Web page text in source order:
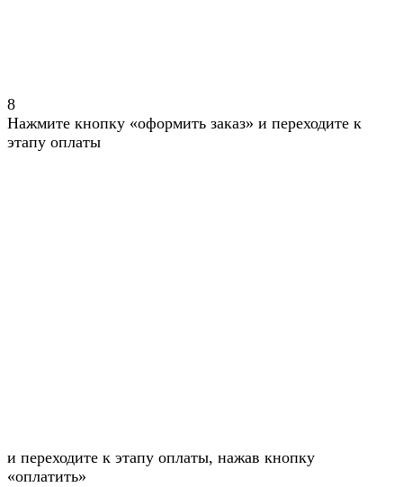
8
Нажмите кнопку «оформить заказ» и переходите к
этапу оплаты
и переходите к этапу оплаты, нажав кнопку
«оплатить»